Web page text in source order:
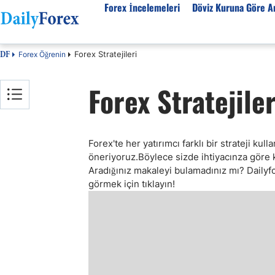
Forex İncelemeleri
Forex Firmaları
SPK Lisanslı Forex
Forex Sinyalleri
Forex Ürünleri
Forex Kursları
Döviz Kuruna Göre
Forex Eğitimi
Ekonomik Sözlük
İslami Forex
Forex Seminerleri
Forex Düzenlemeler
DF Forex Öğrenin Forex Stratejileri
Forex
Forex'te her yatırımcı farklı bir strateji
öneriyoruz.Böylece sizde ihtiyacınza
Aradığınız makaleyi bulamadınız mı?
görmek için tıklayın!